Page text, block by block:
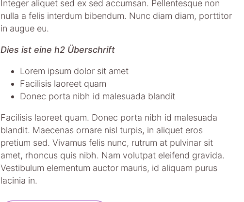
Integer aliquet sed ex sed accumsan. Pellentesque non
nulla a felis interdum bibendum. Nunc diam diam, porttitor
in augue eu.
Dies ist eine h2 Überschrift
Lorem ipsum dolor sit amet
Facilisis laoreet quam
Donec porta nibh id malesuada blandit
Facilisis laoreet quam. Donec porta nibh id malesuada
blandit. Maecenas ornare nisl turpis, in aliquet eros
pretium sed. Vivamus felis nunc, rutrum at pulvinar sit
amet, rhoncus quis nibh. Nam volutpat eleifend gravida.
Vestibulum elementum auctor mauris, id aliquam purus
lacinia in.